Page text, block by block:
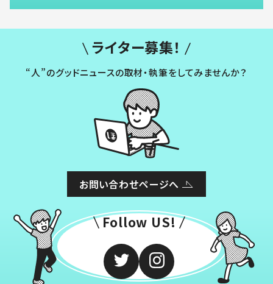
ライター募集！
“人”のグッドニュースの取材・執筆をしてみませんか？
お問い合わせページへ
Follow US!